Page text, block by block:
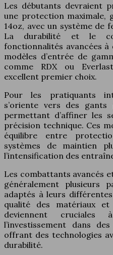
Les débutants devraient
une protection maximale,
14oz, avec un système de
La durabilité et le
fonctionnalités avancées
modèles d’entrée de
comme RDX ou
excellent premier choix.
Pour les pratiquants
s’oriente vers des gants
permettant d’affiner les
précision technique. Ces
équilibre entre
systèmes de maintien
l’intensification des
Les combattants avancés
généralement plusieurs
adaptés à leurs
qualité des matériaux
deviennent
l’investissement dans
offrant des technologies
durabilité.